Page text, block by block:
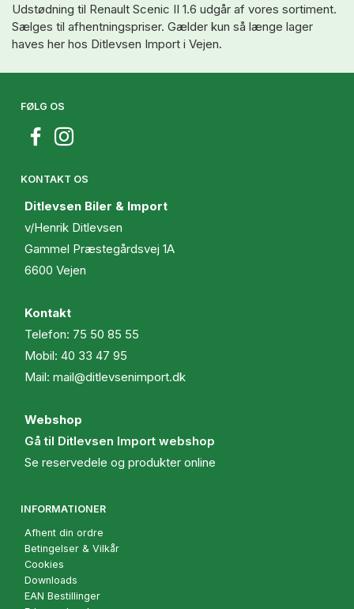
Udstødning til Renault Scenic II 1.6 udgår af vores sortiment.
Sælges til afhentningspriser. Gælder kun så længe lager
haves her hos Ditlevsen Import i Vejen.
FØLG OS
KONTAKT OS
Ditlevsen Biler & Import
v/Henrik Ditlevsen
Gammel Præstegårdsvej 1A
6600 Vejen
Kontakt
Telefon: 75 50 85 55
Mobil: 40 33 47 95
Mail: mail@ditlevsenimport.dk
Webshop
Gå til Ditlevsen Import webshop
Se reservedele og produkter online
INFORMATIONER
Afhent din ordre
Betingelser & Vilkår
Cookies
Downloads
EAN Bestillinger